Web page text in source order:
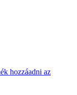
hozzáadni az